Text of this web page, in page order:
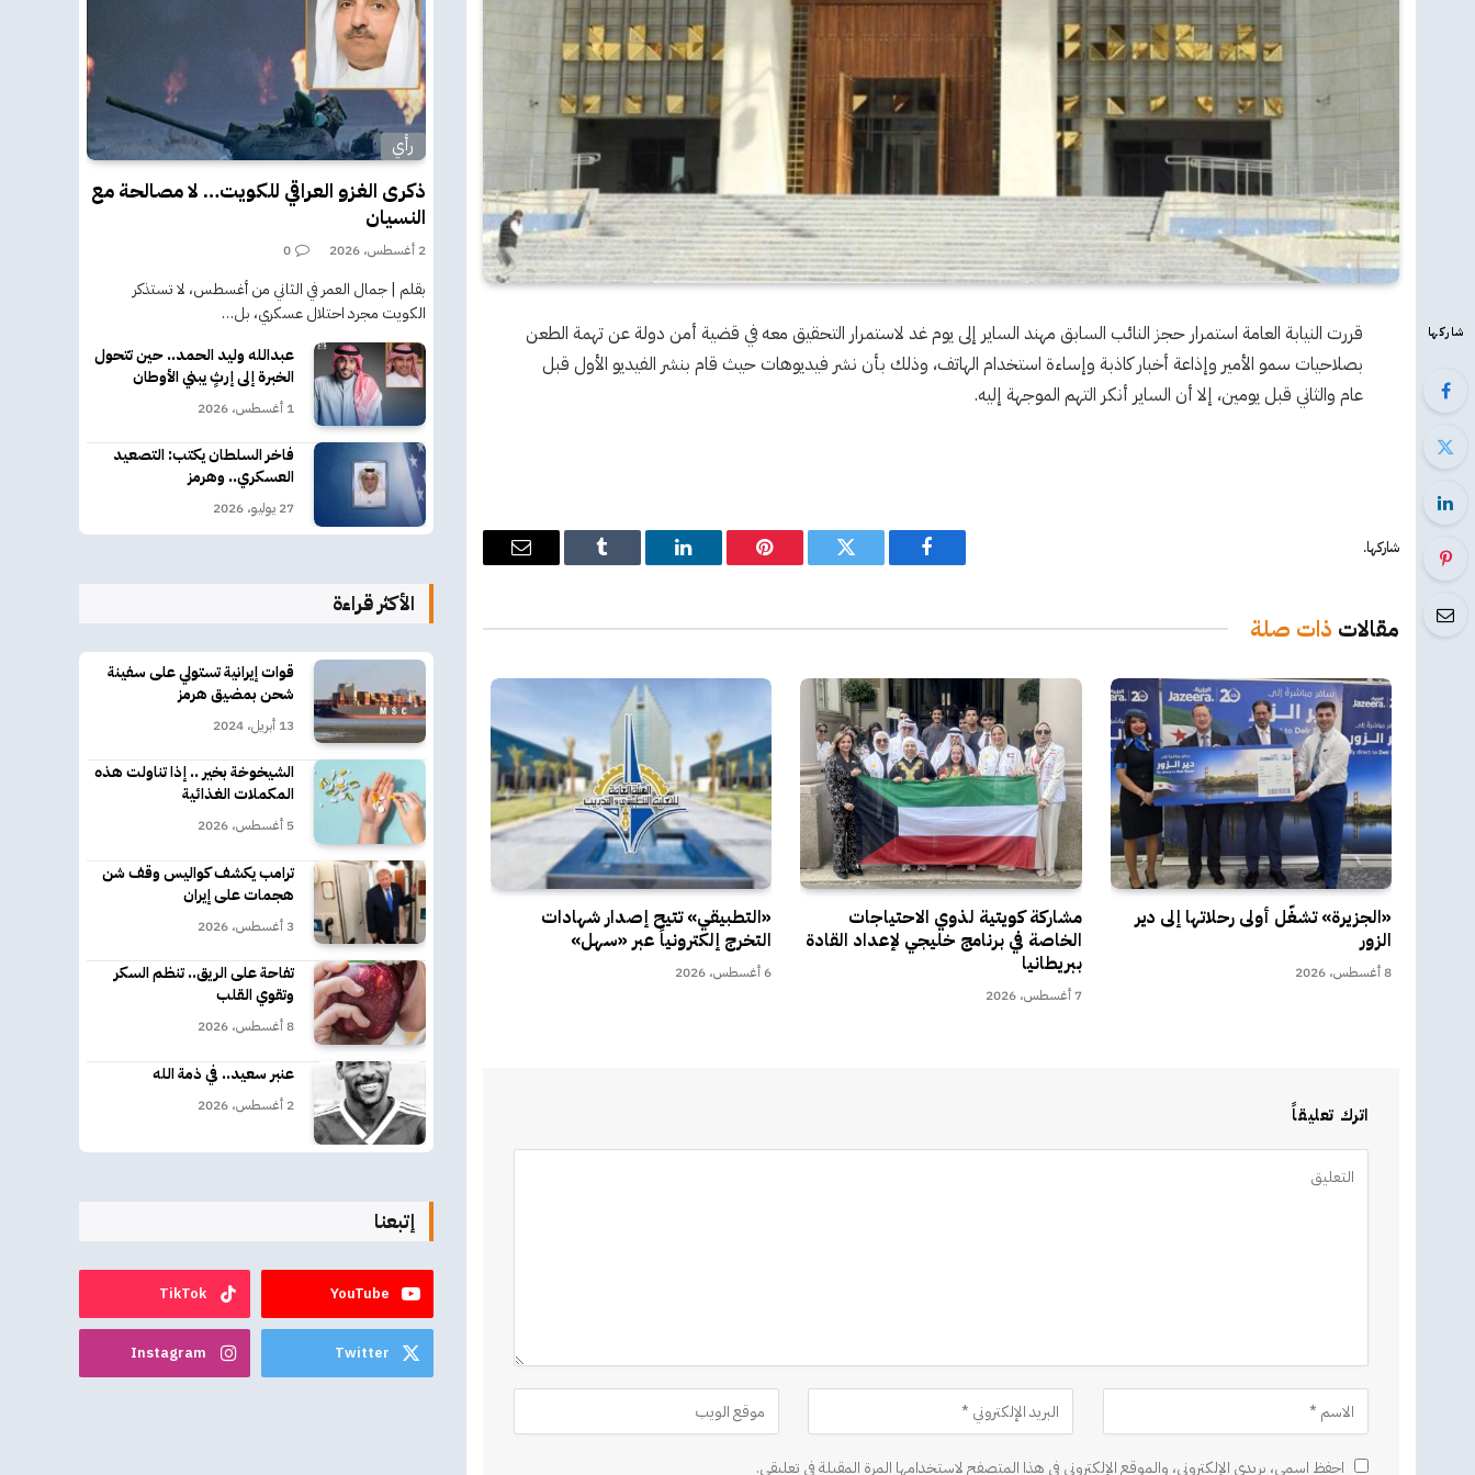
شاركها
قررت النيابة العامة استمرار حجز النائب السابق مهند الساير إلى يوم غد لاستمرار التحقيق معه في قضية أمن دولة عن تهمة الطعن
بصلاحيات سمو الأمير وإذاعة أخبار كاذبة وإساءة استخدام الهاتف، وذلك بأن نشر فيديوهات حيث قام بنشر الفيديو الأول قبل
عام والثاني قبل يومين، إلا أن الساير أنكر التهم الموجهة إليه.
شاركها.
فيسبوك تويتر بينتيريستلينكدإن Tumblr
البريد
مقالات ذات صلة
«الجزيرة» تشغّل أولى رحلاتها إلى دير
الزور
8 أغسطس، 2026
مشاركة كويتية لذوي الاحتياجات
الخاصة في برنامج خليجي لإعداد القادة
ببريطانيا
7 أغسطس، 2026
«التطبيقي» تتيح إصدار شهادات
التخرج إلكترونياً عبر «سهل»
6 أغسطس، 2026
اترك تعليقاً
احفظ اسمي، بريدي الإلكتروني، والموقع الإلكتروني في هذا المتصفح لاستخدامها المرة المقبلة في تعليقي.
رأي
ذكرى الغزو العراقي للكويت… لا مصالحة مع
النسيان
2 أغسطس، 2026 0
بقلم | جمال العمر في الثاني من أغسطس، لا تستذكر
الكويت مجرد احتلال عسكري، بل…
عبدالله وليد الحمد.. حين تتحول
الخبرة إلى إرثٍ يبني الأوطان
1 أغسطس، 2026
فاخر السلطان يكتب: التصعيد
العسكري.. وهرمز
27 يوليو، 2026
الأكثر قراءة
قوات إيرانية تستولي على سفينة
شحن بمضيق هرمز
13 أبريل، 2024
الشيخوخة بخير .. إذا تناولت هذه
المكملات الغذائية
5 أغسطس، 2026
ترامب يكشف كواليس وقف شن
هجمات على إيران
3 أغسطس، 2026
تفاحة على الريق.. تنظم السكر
وتقوي القلب
8 أغسطس، 2026
عنبر سعيد.. في ذمة الله
2 أغسطس، 2026
إتبعنا
YouTube
TikTok
Twitter
Instagram